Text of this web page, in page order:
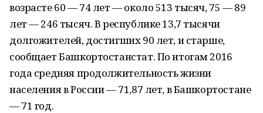
возрасте 60 — 74 лет — около 513 тысяч, 75 — 89
лет — 246 тысяч. В республике 13,7 тысячи
долгожителей, достигших 90 лет, и старше,
сообщает Башкортостанстат. По итогам 2016
года средняя продолжительность жизни
населения в России — 71,87 лет, в Башкортостане
— 71 год.